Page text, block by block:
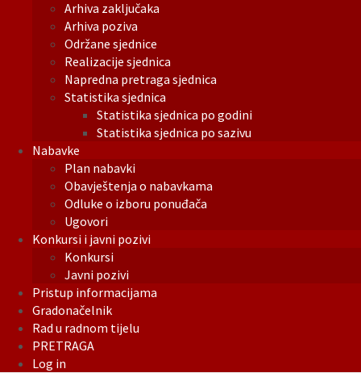
Arhiva zaključaka
Arhiva poziva
Održane sjednice
Realizacije sjednica
Napredna pretraga sjednica
Statistika sjednica
Statistika sjednica po godini
Statistika sjednica po sazivu
Nabavke
Plan nabavki
Obavještenja o nabavkama
Odluke o izboru ponuđača
Ugovori
Konkursi i javni pozivi
Konkursi
Javni pozivi
Pristup informacijama
Gradonačelnik
Rad u radnom tijelu
PRETRAGA
Log in